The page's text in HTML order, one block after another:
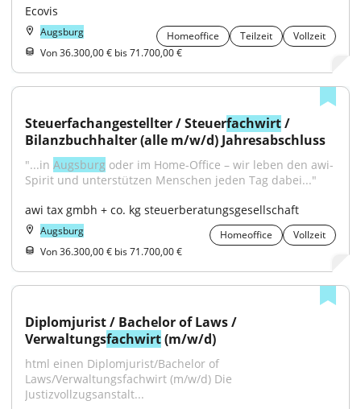
Ecovis
Augsburg Homeoffice Teilzeit
Vollzeit
Von 36.300,00 € bis 71.700,00 €
Steuerfachangestellter / Steuerfachwirt /
Bilanzbuchhalter (alle m/w/d) Jahresabschluss
"...in Augsburg oder im Home-Office – wir leben den awi-
Spirit und unterstützen Menschen jeden Tag dabei..."
awi tax gmbh + co. kg steuerberatungsgesellschaft
Augsburg Homeoffice
Vollzeit
Von 36.300,00 € bis 71.700,00 €
Diplomjurist / Bachelor of Laws /
Verwaltungsfachwirt (m/w/d)
html einen Diplomjurist/Bachelor of
Laws/Verwaltungsfachwirt (m/w/d) Die
Justizvollzugsanstalt...